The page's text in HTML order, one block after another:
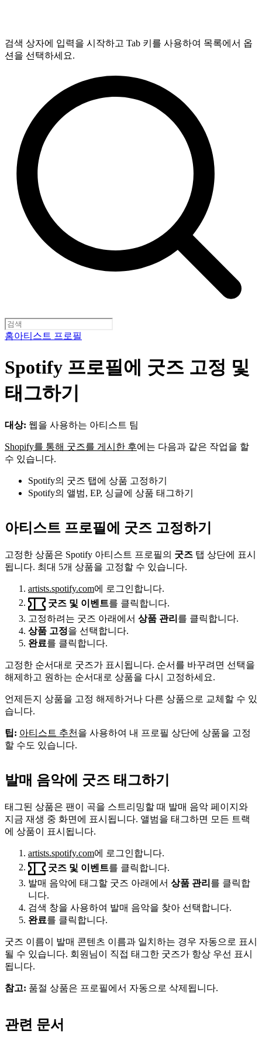
검색 상자에 입력을 시작하고 Tab 키를 사용하여 목록에서 옵
션을 선택하세요.
홈아티스트 프로필
Spotify 프로필에 굿즈 고정 및
태그하기
대상: 웹을 사용하는 아티스트 팀
Shopify를 통해 굿즈를 게시한 후에는 다음과 같은 작업을 할
수 있습니다.
Spotify의 굿즈 탭에 상품 고정하기
Spotify의 앨범, EP, 싱글에 상품 태그하기
아티스트 프로필에 굿즈 고정하기
고정한 상품은 Spotify 아티스트 프로필의 굿즈 탭 상단에 표시
됩니다. 최대 5개 상품을 고정할 수 있습니다.
artists.spotify.com에 로그인합니다.
굿즈 및 이벤트를 클릭합니다.
고정하려는 굿즈 아래에서 상품 관리 를 클릭합니다.
상품 고정을 선택합니다.
완료를 클릭합니다.
고정한 순서대로 굿즈가 표시됩니다. 순서를 바꾸려면 선택을
해제하고 원하는 순서대로 상품을 다시 고정하세요.
언제든지 상품을 고정 해제하거나 다른 상품으로 교체할 수 있
습니다.
팁: 아티스트 추천 을 사용하여 내 프로필 상단에 상품을 고정
할 수도 있습니다.
발매 음악에 굿즈 태그하기
태그된 상품은 팬이 곡을 스트리밍할 때 발매 음악 페이지와
지금 재생 중 화면에 표시됩니다. 앨범을 태그하면 모든 트랙
에 상품이 표시됩니다.
artists.spotify.com에 로그인합니다.
굿즈 및 이벤트를 클릭합니다.
발매 음악에 태그할 굿즈 아래에서 상품 관리 를 클릭합
니다.
검색 창을 사용하여 발매 음악을 찾아 선택합니다.
완료를 클릭합니다.
굿즈 이름이 발매 콘텐츠 이름과 일치하는 경우 자동으로 표시
될 수 있습니다. 회원님이 직접 태그한 굿즈가 항상 우선 표시
됩니다.
참고: 품절 상품은 프로필에서 자동으로 삭제됩니다.
관련 문서